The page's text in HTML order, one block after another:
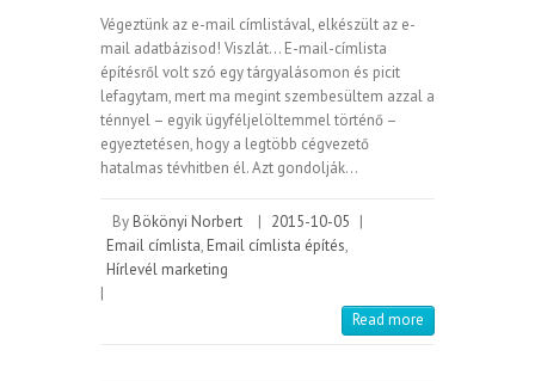
Végeztünk az e-mail címlistával, elkészült az e-
mail adatbázisod! Viszlát… E-mail-címlista
építésről volt szó egy tárgyalásomon és picit
lefagytam, mert ma megint szembesültem azzal a
ténnyel – egyik ügyféljelöltemmel történő –
egyeztetésen, hogy a legtöbb cégvezető
hatalmas tévhitben él. Azt gondolják…
By Bökönyi Norbert | 2015-10-05 |
Email címlista, Email címlista építés,
Hírlevél marketing
|
Read more